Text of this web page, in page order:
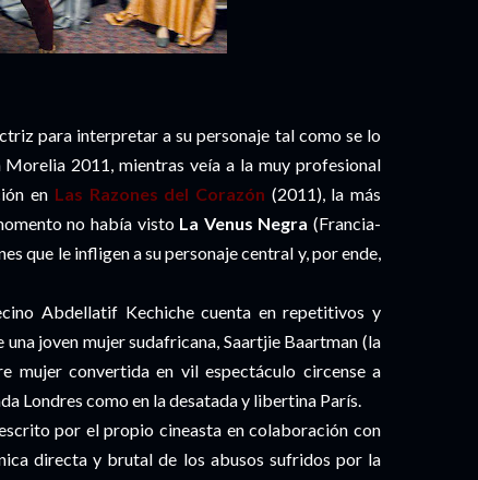
para interpretar a su personaje tal como se lo
2011, mientras veía a la muy profesional
en Las Razones del Corazón (2011), la más
no había visto La Venus Negra (Francia-
que le infligen a su personaje central y, por ende,
Abdellatif Kechiche cuenta en repetitivos y
joven mujer sudafricana, Saartjie Baartman (la
mujer convertida en vil espectáculo circense a
Londres como en la desatada y libertina París.
por el propio cineasta en colaboración con
directa y brutal de los abusos sufridos por la